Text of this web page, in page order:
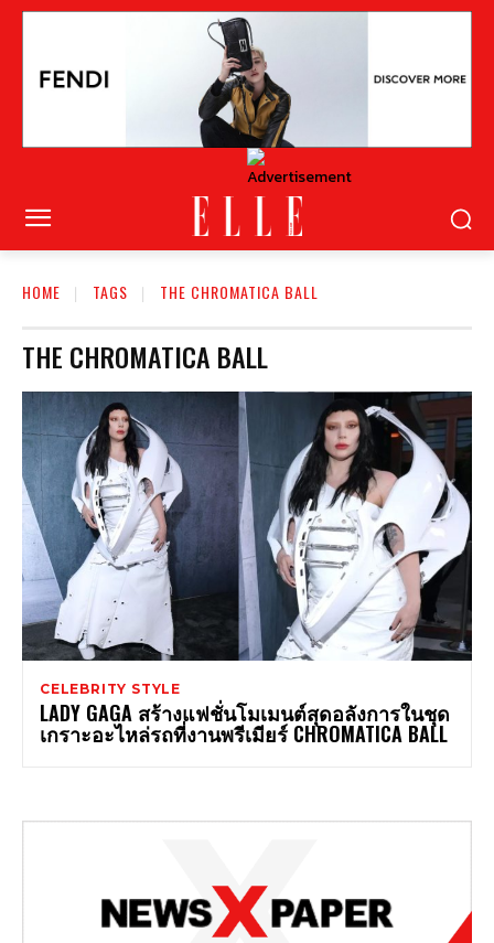
HOME TAGS THE CHROMATICA BALL
THE CHROMATICA BALL
CELEBRITY STYLE
LADY GAGA สร้างแฟชั่นโมเมนต์สุดอลังการในชุด
เกราะอะไหล่รถที่งานพรีเมียร์ CHROMATICA BALL